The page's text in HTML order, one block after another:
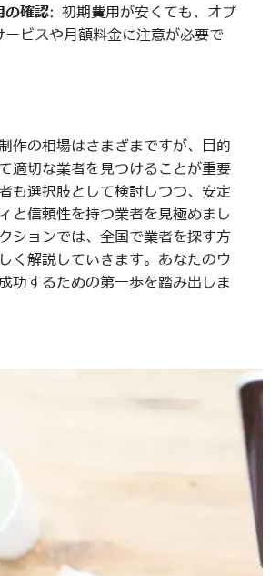
の確認: 初期費用が安くても、オプ
ービスや月額料金に注意が必要で
作の相場はさまざまですが、目的
適切な業者を見つけることが重要
も選択肢として検討しつつ、安定
と信頼性を持つ業者を見極めまし
ションでは、全国で業者を探す方
く解説していきます。あなたのウ
功するための第一歩を踏み出しま